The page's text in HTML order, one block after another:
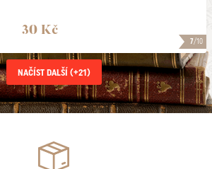
7/10
30 Kč
NAČÍST DALŠÍ (+21)